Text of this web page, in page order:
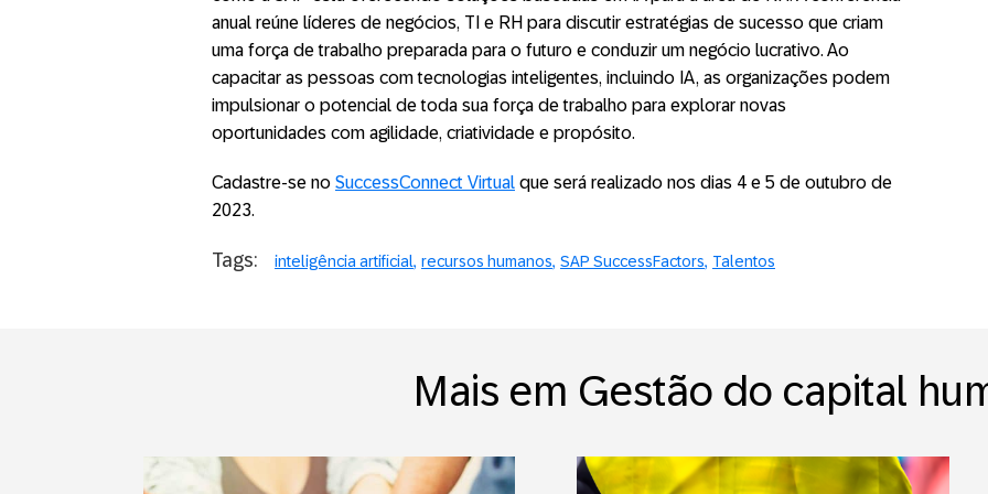
anual reúne líderes de negócios, TI e RH para discutir estratégias de sucesso que criam
uma força de trabalho preparada para o futuro e conduzir um negócio lucrativo. Ao
capacitar as pessoas com tecnologias inteligentes, incluindo IA, as organizações podem
impulsionar o potencial de toda sua força de trabalho para explorar novas
oportunidades com agilidade, criatividade e propósito.
Cadastre-se no SuccessConnect Virtual que será realizado nos dias 4 e 5 de outubro de
2023.
Tags: inteligência artificial recursos humanos SAP SuccessFactors Talentos
Mais em Gestão do capital